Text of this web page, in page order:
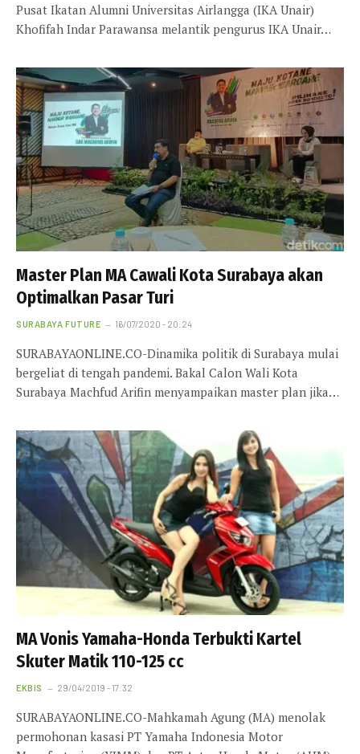
Pusat Ikatan Alumni Universitas Airlangga (IKA Unair)
Khofifah Indar Parawansa melantik pengurus IKA Unair…
Master Plan MA Cawali Kota Surabaya akan
Optimalkan Pasar Turi
SURABAYA FUTURE 16/07/2020 - 20:24
SURABAYAONLINE.CO-Dinamika politik di Surabaya mulai
bergeliat di tengah pandemi. Bakal Calon Wali Kota
Surabaya Machfud Arifin menyampaikan master plan jika…
MA Vonis Yamaha-Honda Terbukti Kartel
Skuter Matik 110-125 cc
EKBIS 29/04/2019 - 17:32
SURABAYAONLINE.CO-Mahkamah Agung (MA) menolak
permohonan kasasi PT Yamaha Indonesia Motor